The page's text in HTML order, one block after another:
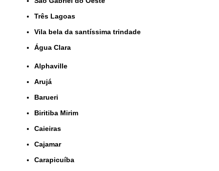
Três Lagoas
Vila bela da santíssima trindade
Água Clara
Alphaville
Arujá
Barueri
Biritiba Mirim
Caieiras
Cajamar
Carapicuíba